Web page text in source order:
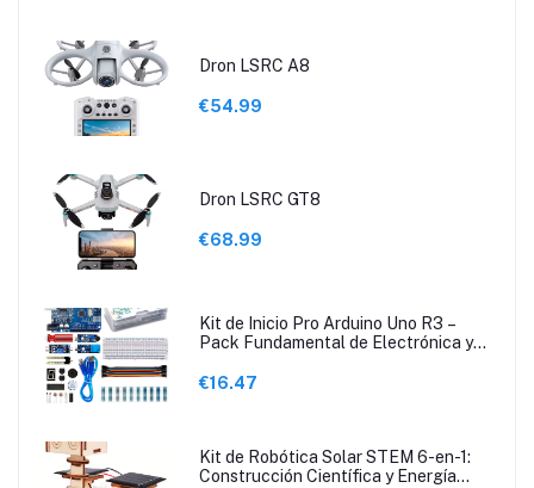
Dron LSRC A8
€54.99
Dron LSRC GT8
€68.99
Kit de Inicio Pro Arduino Uno R3 –
Pack Fundamental de Electrónica y
€16.47
Kit de Robótica Solar STEM 6-en-1:
Construcción Científica y Energía